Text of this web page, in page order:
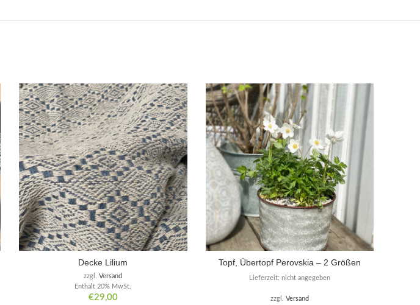
Decke Lilium
€29,00
Enthält 20% MwSt.
zzgl.Versand
Topf, Übertopf Perovskia – 2 Größen
zzgl. Versand
Lieferzeit: nicht angegeben